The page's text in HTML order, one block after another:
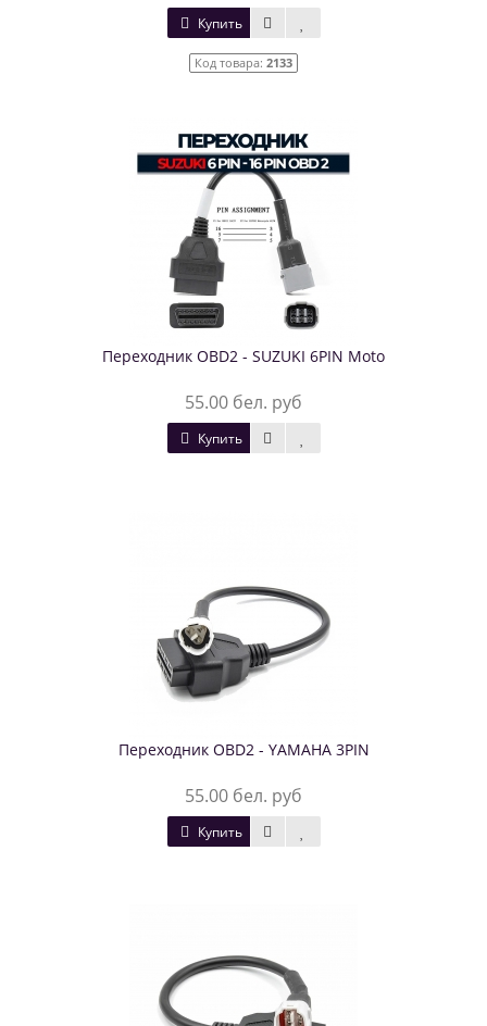
Купить
Код товара: 2133
Переходник OBD2 - SUZUKI 6PIN Moto
55.00 бел. руб
Купить
Переходник OBD2 - YAMAHA 3PIN
55.00 бел. руб
Купить